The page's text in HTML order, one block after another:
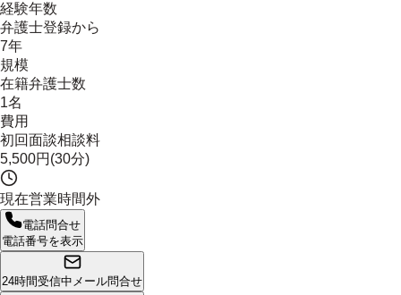
経験年数
弁護士登録から
7年
規模
在籍弁護士数
1名
費用
初回面談相談料
5,500円(30分)
現在営業時間外
電話問合せ
電話番号を表示
24時間受信中 メール問合せ